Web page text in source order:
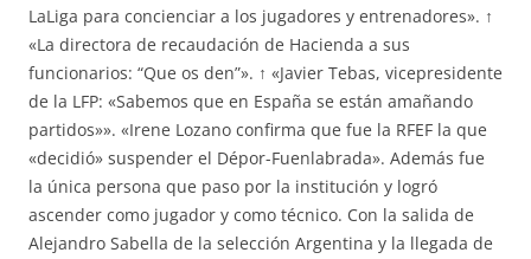
LaLiga para concienciar a los jugadores y entrenadores». ↑
«La directora de recaudación de Hacienda a sus
funcionarios: “Que os den”». ↑ «Javier Tebas, vicepresidente
de la LFP: «Sabemos que en España se están amañando
partidos»». «Irene Lozano confirma que fue la RFEF la que
«decidió» suspender el Dépor-Fuenlabrada». Además fue
la única persona que paso por la institución y logró
ascender como jugador y como técnico. Con la salida de
Alejandro Sabella de la selección Argentina y la llegada de